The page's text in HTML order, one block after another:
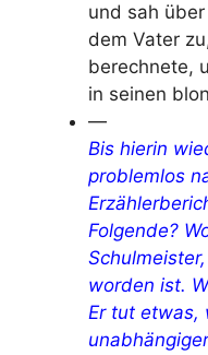
und sah
dem Vater
berechnete,
in seinen
—
Bis hierin
problemlos
Folgende?
worden ist.
Er tut etwas,